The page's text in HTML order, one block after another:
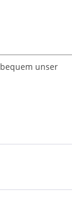
unser